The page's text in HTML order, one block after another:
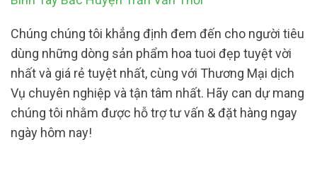
Chúng chúng tôi khẳng định đem đến cho người tiêu
dùng những dòng sản phẩm hoa tuoi đẹp tuyệt vời
nhất và giá rẻ tuyệt nhất, cùng với Thương Mại dịch
Vụ chuyên nghiệp và tận tâm nhất. Hãy can dự mang
chúng tôi nhằm được hỗ trợ tư vấn & đặt hàng ngay
ngày hôm nay!